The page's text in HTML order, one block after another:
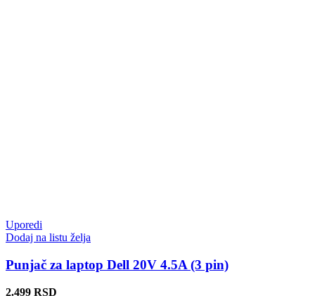
Uporedi
Dodaj na listu želja
Punjač za laptop Dell 20V 4.5A (3 pin)
2.499 RSD